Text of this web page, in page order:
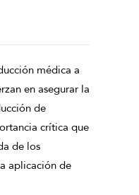
médica a
en asegurar la
de
crítica que
de los
aplicación de